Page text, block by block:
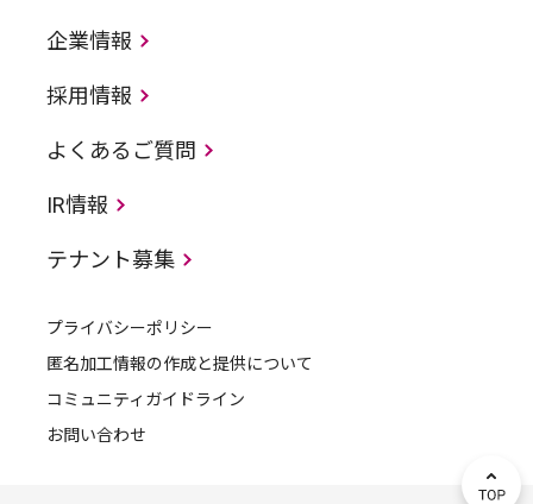
企業情報
採用情報
よくあるご質問
IR情報
テナント募集
プライバシーポリシー
匿名加工情報の作成と提供について
コミュニティガイドライン
お問い合わせ